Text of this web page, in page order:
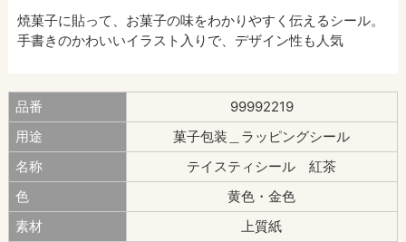
焼菓子に貼って、お菓子の味をわかりやすく伝えるシール。
手書きのかわいいイラスト入りで、デザイン性も人気
品番
99992219
用途
菓子包装＿ラッピングシール
名称
テイスティシール 紅茶
色
黄色・金色
素材
上質紙